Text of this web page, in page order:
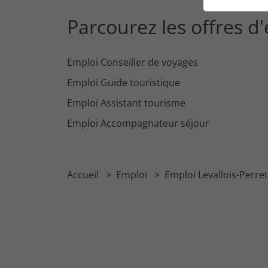
Parcourez les offres
Emploi Conseiller de voyages
Emploi Guide touristique
Emploi Assistant tourisme
Emploi Accompagnateur séjour
Accueil Emploi Emploi Levallois-Perret